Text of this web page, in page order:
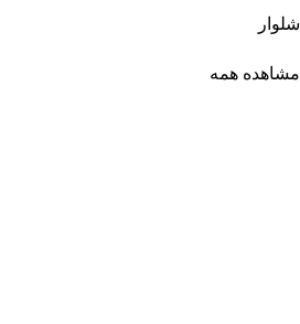
شلوار
مشاهده همه